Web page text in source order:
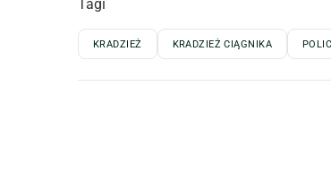
Tagi
KRADZIEŻ KRADZIEŻ CIĄGNIKA